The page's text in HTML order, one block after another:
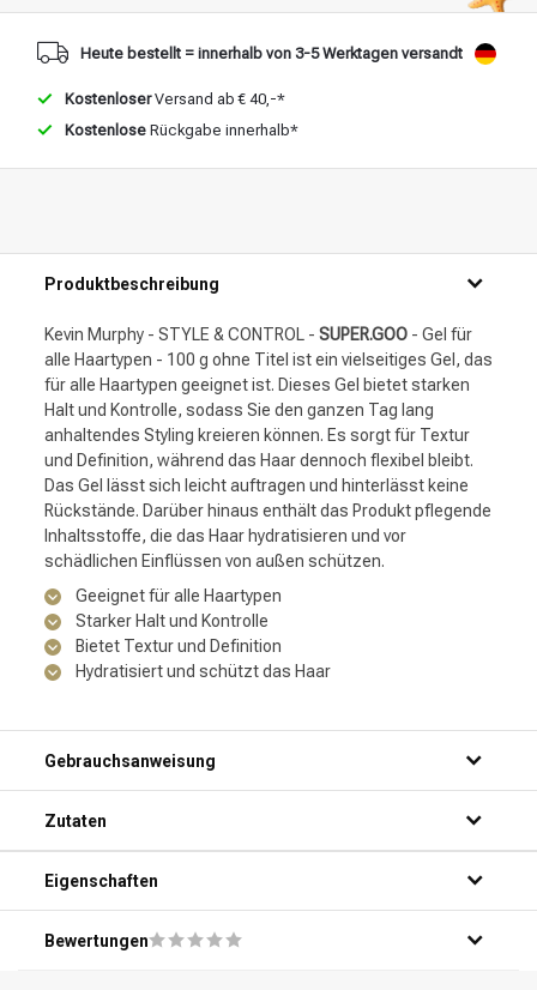
Heute bestellt = innerhalb von 3-5 Werktagen versandt
KostenloserVersand ab € 40,-*
Kostenlose Rückgabe innerhalb*
Produktbeschreibung
Kevin Murphy - STYLE & CONTROL - SUPER.GOO - Gel für
alle Haartypen - 100 g ohne Titel ist ein vielseitiges Gel, das
für alle Haartypen geeignet ist. Dieses Gel bietet starken
Halt und Kontrolle, sodass Sie den ganzen Tag lang
anhaltendes Styling kreieren können. Es sorgt für Textur
und Definition, während das Haar dennoch flexibel bleibt.
Das Gel lässt sich leicht auftragen und hinterlässt keine
Rückstände. Darüber hinaus enthält das Produkt pflegende
Inhaltsstoffe, die das Haar hydratisieren und vor
schädlichen Einflüssen von außen schützen.
Geeignet für alle Haartypen
Starker Halt und Kontrolle
Bietet Textur und Definition
Hydratisiert und schützt das Haar
Gebrauchsanweisung
Ihre Handfläche.
Schritt 2: Reiben Sie Ihre Handflächen gegeneinander, um
das Gel gleichmäßig zu verteilen.
auf, von den Haarwurzeln bis zu den Haarspitzen.
Schritt 4: Stylen Sie Ihr Haar nach Belieben mit Hilfe Ihrer
Zutaten
Eigenschaften
Bewertungen